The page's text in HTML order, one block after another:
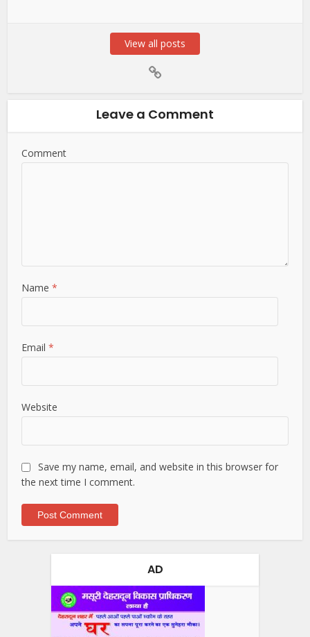
View all posts
Leave a Comment
Comment
Name*
Email*
Website
Save my name, email, and website in this browser for
the next time I comment.
AD